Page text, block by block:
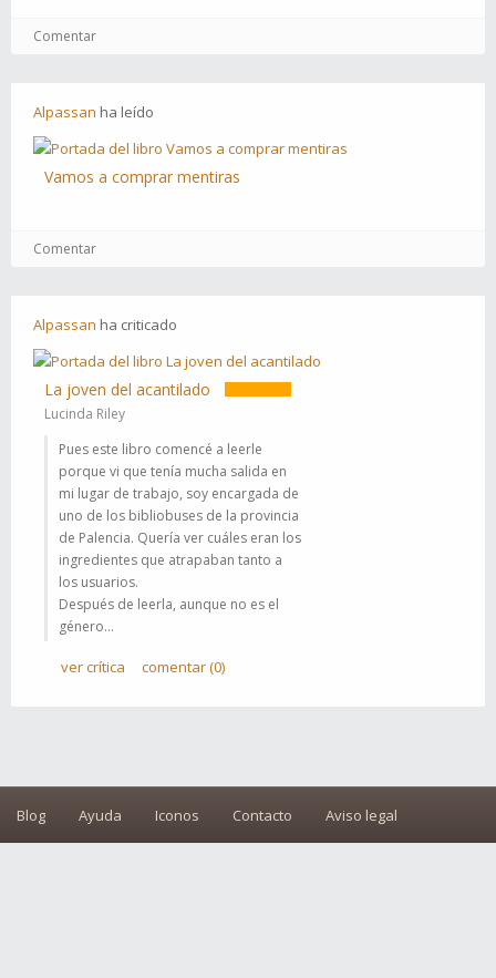
Comentar
Alpassan ha leído
Vamos a comprar mentiras
Comentar
Alpassan ha criticado
La joven del acantilado
Lucinda Riley
Pues este libro comencé a leerle
porque vi que tenía mucha salida en
mi lugar de trabajo, soy encargada de
uno de los bibliobuses de la provincia
de Palencia. Quería ver cuáles eran los
ingredientes que atrapaban tanto a
los usuarios.
Después de leerla, aunque no es el
género...
ver crítica comentar (0)
Blog Ayuda Iconos Contacto Aviso legal